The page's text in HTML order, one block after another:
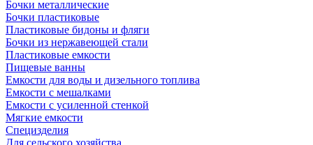
Бочки металлические
Бочки пластиковые
Пластиковые бидоны и фляги
Бочки из нержавеющей стали
Пластиковые емкости
Пищевые ванны
Емкости для воды и дизельного топлива
Емкости с мешалками
Емкости с усиленной стенкой
Мягкие емкости
Специзделия
Для сельского хозяйства